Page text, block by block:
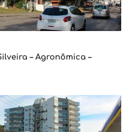
– Agronômica –